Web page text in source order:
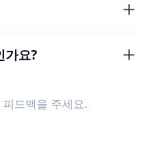
가요?
피드백을 주세요.